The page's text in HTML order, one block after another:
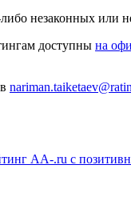
незаконных или
доступны на
AA-.ru с